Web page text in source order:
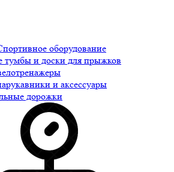
оборудование
тумбы и доски для прыжков
и аксессуары
дорожки